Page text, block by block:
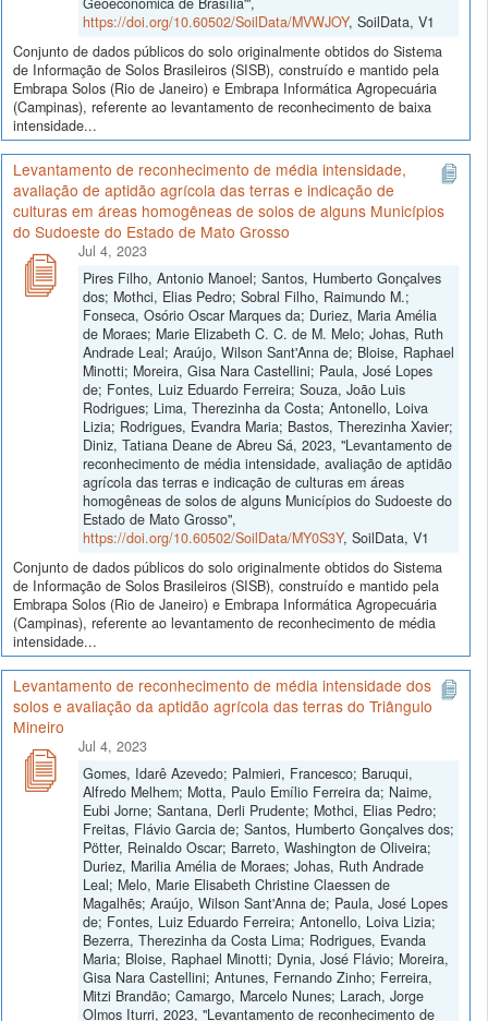
https://doi.org/10.60502/SoilData/MVWJOY, SoilData, V1
Conjunto de dados públicos do solo originalmente obtidos do Sistema
de Informação de Solos Brasileiros (SISB), construído e mantido pela
Embrapa Solos (Rio de Janeiro) e Embrapa Informática Agropecuária
(Campinas), referente ao levantamento de reconhecimento de baixa
intensidade...
Levantamento de reconhecimento de média intensidade,
avaliação de aptidão agrícola das terras e indicação de
culturas em áreas homogêneas de solos de alguns Municípios
do Sudoeste do Estado de Mato Grosso
Jul 4, 2023
Pires Filho, Antonio Manoel; Santos, Humberto Gonçalves
dos; Mothci, Elias Pedro; Sobral Filho, Raimundo M.;
Fonseca, Osório Oscar Marques da; Duriez, Maria Amélia
de Moraes; Marie Elizabeth C. C. de M. Melo; Johas, Ruth
Andrade Leal; Araújo, Wilson Sant'Anna de; Bloise, Raphael
Minotti; Moreira, Gisa Nara Castellini; Paula, José Lopes
de; Fontes, Luiz Eduardo Ferreira; Souza, João Luis
Rodrigues; Lima, Therezinha da Costa; Antonello, Loiva
Lizia; Rodrigues, Evandra Maria; Bastos, Therezinha Xavier;
Diniz, Tatiana Deane de Abreu Sá, 2023, "Levantamento de
reconhecimento de média intensidade, avaliação de aptidão
agrícola das terras e indicação de culturas em áreas
homogêneas de solos de alguns Municípios do Sudoeste do
Estado de Mato Grosso",
https://doi.org/10.60502/SoilData/MY0S3Y, SoilData, V1
Conjunto de dados públicos do solo originalmente obtidos do Sistema
de Informação de Solos Brasileiros (SISB), construído e mantido pela
Embrapa Solos (Rio de Janeiro) e Embrapa Informática Agropecuária
(Campinas), referente ao levantamento de reconhecimento de média
intensidade...
Levantamento de reconhecimento de média intensidade dos
solos e avaliação da aptidão agrícola das terras do Triângulo
Mineiro
Jul 4, 2023
Gomes, Idarê Azevedo; Palmieri, Francesco; Baruqui,
Alfredo Melhem; Motta, Paulo Emílio Ferreira da; Naime,
Eubi Jorne; Santana, Derli Prudente; Mothci, Elias Pedro;
Freitas, Flávio Garcia de; Santos, Humberto Gonçalves dos;
Pötter, Reinaldo Oscar; Barreto, Washington de Oliveira;
Duriez, Marilia Amélia de Moraes; Johas, Ruth Andrade
Leal; Melo, Marie Elisabeth Christine Claessen de
Magalhẽs; Araújo, Wilson Sant'Anna de; Paula, José Lopes
de; Fontes, Luiz Eduardo Ferreira; Antonello, Loiva Lizia;
Bezerra, Therezinha da Costa Lima; Rodrigues, Evanda
Maria; Bloise, Raphael Minotti; Dynia, José Flávio; Moreira,
Gisa Nara Castellini; Antunes, Fernando Zinho; Ferreira,
Mitzi Brandão; Camargo, Marcelo Nunes; Larach, Jorge
Olmos Iturri, 2023, "Levantamento de reconhecimento de